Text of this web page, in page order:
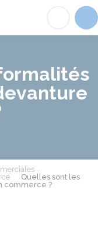
Quelles sont les
commerce ?